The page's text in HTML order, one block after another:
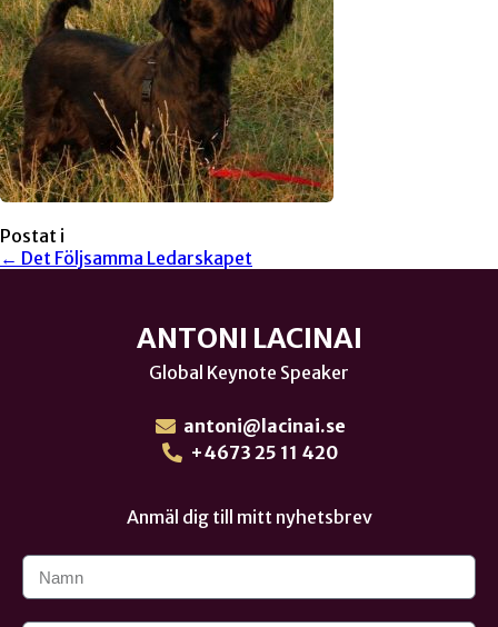
Postat i
← Det Följsamma Ledarskapet
ANTONI LACINAI
Global Keynote Speaker
antoni@lacinai.se
+4673 25 11 420
Anmäl dig till mitt nyhetsbrev